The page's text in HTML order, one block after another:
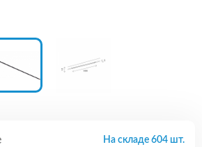
На складе 604 шт.